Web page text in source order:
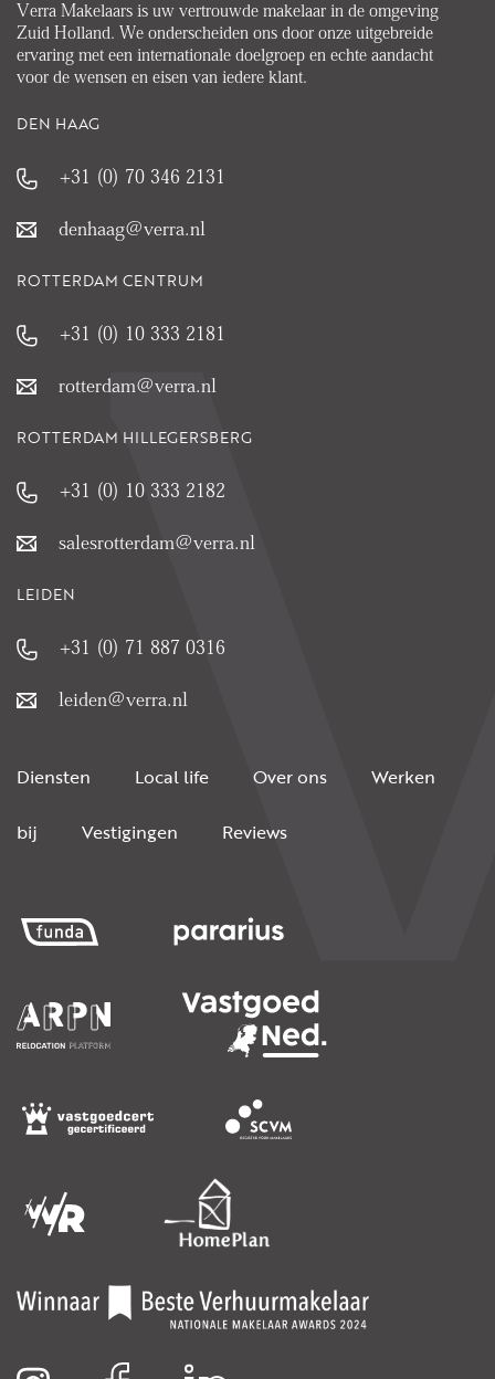
Verra Makelaars is uw vertrouwde makelaar in de omgeving
Zuid Holland. We onderscheiden ons door onze uitgebreide
ervaring met een internationale doelgroep en echte aandacht
voor de wensen en eisen van iedere klant.
DEN HAAG
+31 (0) 70 346 2131
denhaag@verra.nl
ROTTERDAM CENTRUM
+31 (0) 10 333 2181
rotterdam@verra.nl
ROTTERDAM HILLEGERSBERG
+31 (0) 10 333 2182
salesrotterdam@verra.nl
LEIDEN
+31 (0) 71 887 0316
leiden@verra.nl
Diensten Local life Over ons Werken
bij Vestigingen Reviews